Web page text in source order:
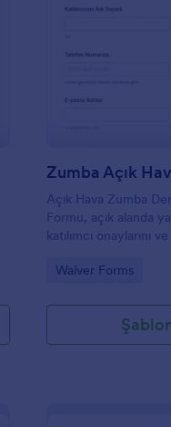
Açık Hava Zumba
Formu, açık alanda
katılımcı onaylarını
eğitmenler ve
Go to Category:
Waiver Forms